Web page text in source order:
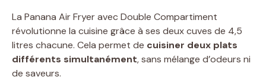
La Panana Air Fryer avec Double Compartiment
révolutionne la cuisine grâce à ses deux cuves de 4,5
litres chacune. Cela permet de cuisiner deux plats
différents simultanément, sans mélange d’odeurs ni
de saveurs.